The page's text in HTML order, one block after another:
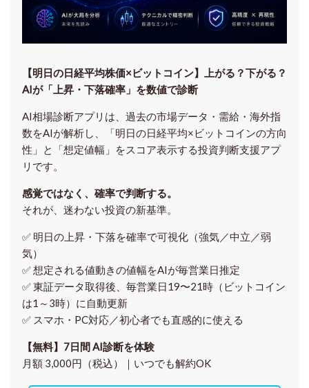
【明日の⽇経平均株価×ビットコイン】上がる？下がる？
AIが「上昇・下落確率」を数値で診断
AI相場診断アプリは、過去の市場データ・需給・海外指
数をAIが解析し、「明日の日経平均×ビットコインの方向
性」と「想定値幅」をスコア表示する投資判断支援アプ
リです。
感覚ではなく、確率で判断する。
それが、迷わない投資の新基準。
✅ 明日の上昇・下落を確率で可視化（強気／中立／弱
気）
✅ 想定される値動きの値幅をAIが毎営業日推定
✅ 東証データ取得後、 毎営業日19〜21時（ビットコイン
は1～3時）に自動更新
✅ スマホ・PC対応／初心者でも直感的に使える
【無料】7日間 AI診断を体験
月額 3,000円（税込）｜いつでも解約OK